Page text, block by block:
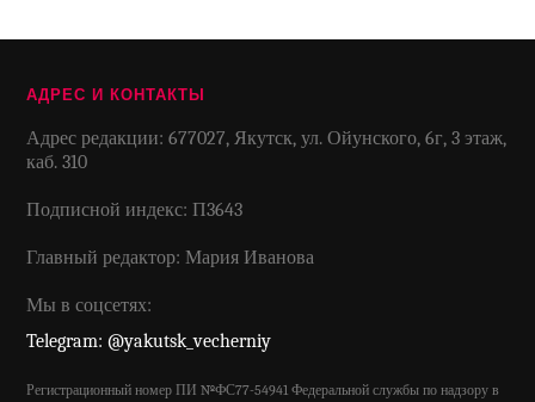
АДРЕС И КОНТАКТЫ
Адрес редакции: 677027, Якутск, ул. Ойунского, 6г, 3 этаж,
каб. 310
Подписной индекс: П3643
Главный редактор: Мария Иванова
Мы в соцсетях:
Telegram: @yakutsk_vecherniy
Регистрационный номер ПИ №ФС77-54941 Федеральной службы по надзору в